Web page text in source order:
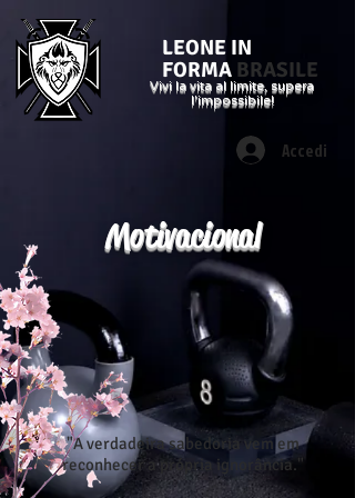
LEONE IN
FORMA BRASILE
Vivi la vita al limite, supera
l'impossibile!
Accedi
Motivacional
"A verdadeira sabedoria vem em
reconhecer a própria ignorância."